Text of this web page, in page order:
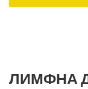
ЛИМФНА